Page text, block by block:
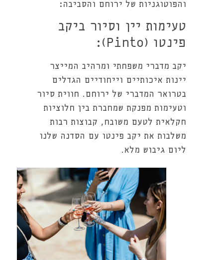
והפוטוגניות של ירוחם והסביבה:
טעימות יין וסיור ביקב
פינטו (Pinto):
יקב מדברי משפחתי ומרהיב המייצר
יינות איכותיים וייחודיים הגדלים
בטרואר המדברי של ירוחם. חווית סיור
וטעימות מפנקת שמחברת בין חלוציות
חקלאית לטעם משובח, קבוצות רבות
משלבות את יקב פינטו עם הסדנה שלנו
ליום גיבוש מלא.